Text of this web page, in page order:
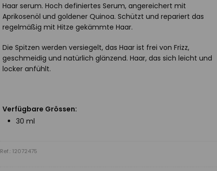
Haar serum. Hoch definiertes Serum, angereichert mit
Aprikosenöl und goldener Quinoa. Schützt und repariert das
regelmäßig mit Hitze gekämmte Haar.
Die Spitzen werden versiegelt, das Haar ist frei von Frizz,
geschmeidig und natürlich glänzend. Haar, das sich leicht und
locker anfühlt.
Verfügbare Grössen:
30 ml
Ref.: 12072475